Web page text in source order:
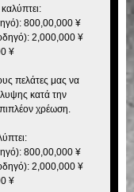
800,00,000 ¥
οδηγό): 2,000,000 ¥
¥
πελάτες μας να
κατά την
χρέωση.
800,00,000 ¥
οδηγό): 2,000,000 ¥
¥